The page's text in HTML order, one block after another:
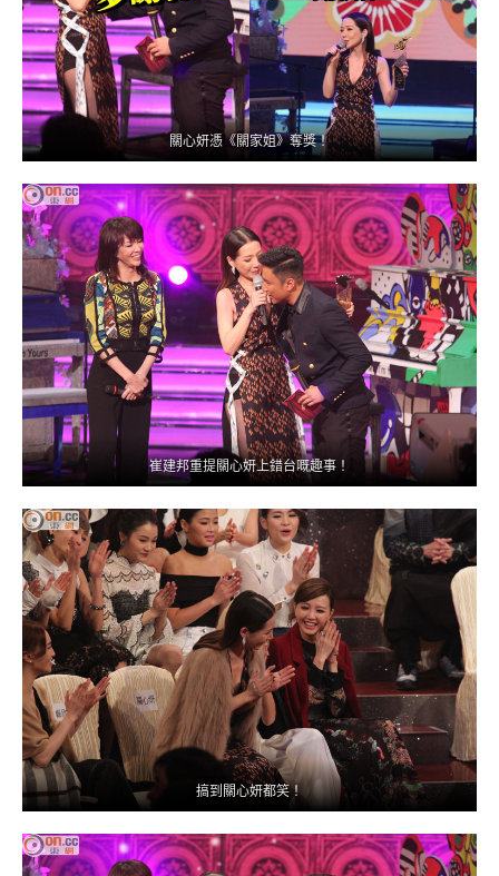
關心妍憑《關家姐》奪獎！
崔建邦重提關心妍上錯台嘅趣事！
搞到關心妍都笑！